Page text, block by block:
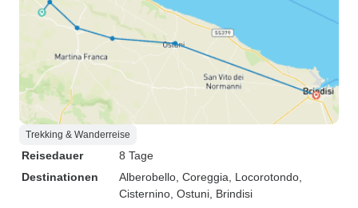
Trekking & Wanderreise
Reisedauer
8 Tage
Destinationen
Alberobello , Coreggia , Locorotondo
Cisternino , Ostuni , Brindisi